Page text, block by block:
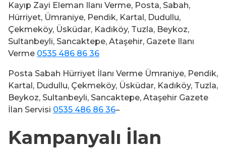
Kayıp Zayi Eleman Ilanı Verme, Posta, Sabah,
Hürriyet, Ümraniye, Pendik, Kartal, Dudullu,
Çekmeköy, Üsküdar, Kadıköy, Tuzla, Beykoz,
Sultanbeyli, Sancaktepe, Ataşehir, Gazete Ilanı
Verme 0535 486 86 36
Posta Sabah Hürriyet İlanı Verme Ümraniye, Pendik,
Kartal, Dudullu, Çekmeköy, Üsküdar, Kadıköy, Tuzla,
Beykoz, Sultanbeyli, Sancaktepe, Ataşehir Gazete
İlan Servisi 0535 486 86 36–
Kampanyalı İlan